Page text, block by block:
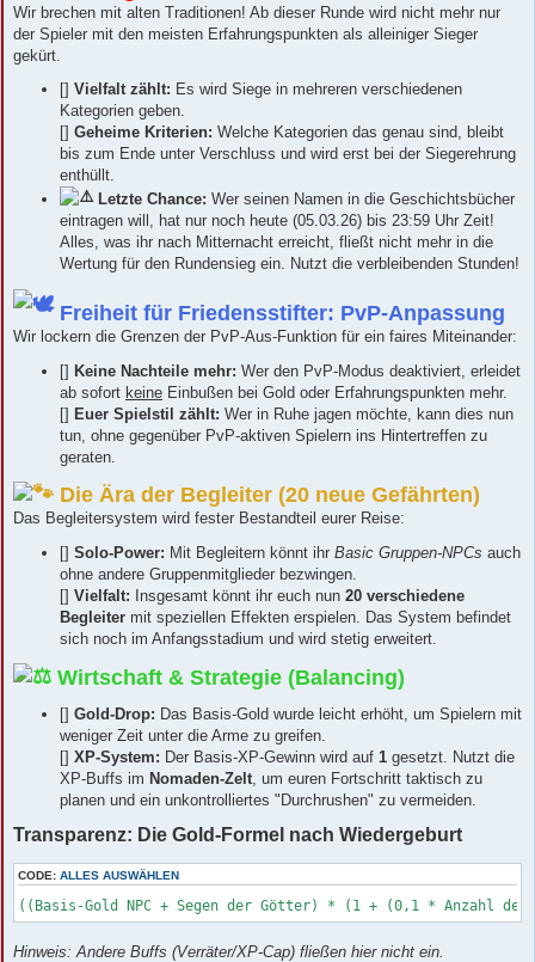
Wir brechen mit alten Traditionen! Ab dieser Runde wird nicht mehr nur
der Spieler mit den meisten Erfahrungspunkten als alleiniger Sieger
gekürt.
[] Vielfalt zählt: Es wird Siege in mehreren verschiedenen
Kategorien geben.
[] Geheime Kriterien: Welche Kategorien das genau sind, bleibt
bis zum Ende unter Verschluss und wird erst bei der Siegerehrung
enthüllt.
Letzte Chance: Wer seinen Namen in die Geschichtsbücher
eintragen will, hat nur noch heute (05.03.26) bis 23:59 Uhr Zeit!
Alles, was ihr nach Mitternacht erreicht, fließt nicht mehr in die
Wertung für den Rundensieg ein. Nutzt die verbleibenden Stunden!
Freiheit für Friedensstifter: PvP-Anpassung
Wir lockern die Grenzen der PvP-Aus-Funktion für ein faires Miteinander:
[] Keine Nachteile mehr: Wer den PvP-Modus deaktiviert, erleidet
ab sofort keine Einbußen bei Gold oder Erfahrungspunkten mehr.
[] Euer Spielstil zählt: Wer in Ruhe jagen möchte, kann dies nun
tun, ohne gegenüber PvP-aktiven Spielern ins Hintertreffen zu
geraten.
Die Ära der Begleiter (20 neue Gefährten)
Das Begleitersystem wird fester Bestandteil eurer Reise:
[] Solo-Power: Mit Begleitern könnt ihr Basic Gruppen-NPCs auch
ohne andere Gruppenmitglieder bezwingen.
[] Vielfalt: Insgesamt könnt ihr euch nun 20 verschiedene
Begleiter mit speziellen Effekten erspielen. Das System befindet
sich noch im Anfangsstadium und wird stetig erweitert.
Wirtschaft & Strategie (Balancing)
[] Gold-Drop: Das Basis-Gold wurde leicht erhöht, um Spielern mit
weniger Zeit unter die Arme zu greifen.
[] XP-System: Der Basis-XP-Gewinn wird auf 1 gesetzt. Nutzt die
XP-Buffs im Nomaden-Zelt , um euren Fortschritt taktisch zu
planen und ein unkontrolliertes "Durchrushen" zu vermeiden.
Transparenz: Die Gold-Formel nach Wiedergeburt
CODE: ALLES AUSWÄHLEN
((Basis-Gold NPC + Segen der Götter) * (1 + (0,1 * Anzahl der
Hinweis: Andere Buffs (Verräter/XP-Cap) fließen hier nicht ein.